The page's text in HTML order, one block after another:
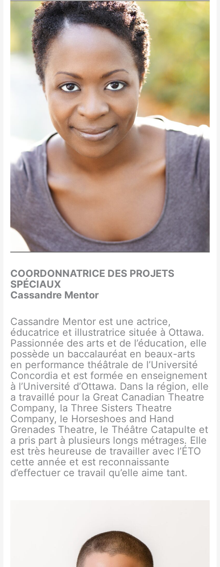
COORDONNATRICE DES PROJETS
SPÉCIAUX
Cassandre Mentor
Cassandre Mentor est une actrice,
éducatrice et illustratrice située à Ottawa.
Passionnée des arts et de l’éducation, elle
possède un baccalauréat en beaux-arts
en performance théâtrale de l’Université
Concordia et est formée en enseignement
à l’Université d’Ottawa. Dans la région, elle
a travaillé pour la Great Canadian Theatre
Company, la Three Sisters Theatre
Company, le Horseshoes and Hand
Grenades Theatre, le Théâtre Catapulte et
a pris part à plusieurs longs métrages. Elle
est très heureuse de travailler avec l’ÉTO
cette année et est reconnaissante
d’effectuer ce travail qu’elle aime tant.